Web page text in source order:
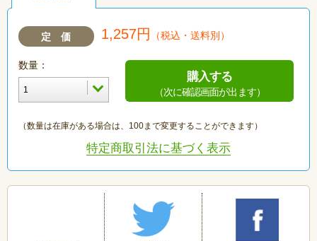
定 価 1,257円 （税込・送料別）
数量：
購入する
（次に確認画面が出ます）
（数量は在庫がある場合は、100まで変更することができます）
特定商取引法に基づく表示